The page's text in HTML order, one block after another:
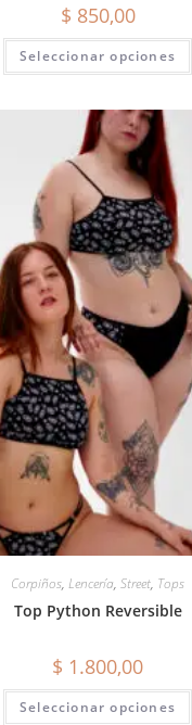
$ 850,00
Seleccionar opciones
Corpiños, Lencería, Street, Tops
Top Python Reversible
$ 1.800,00
Seleccionar opciones